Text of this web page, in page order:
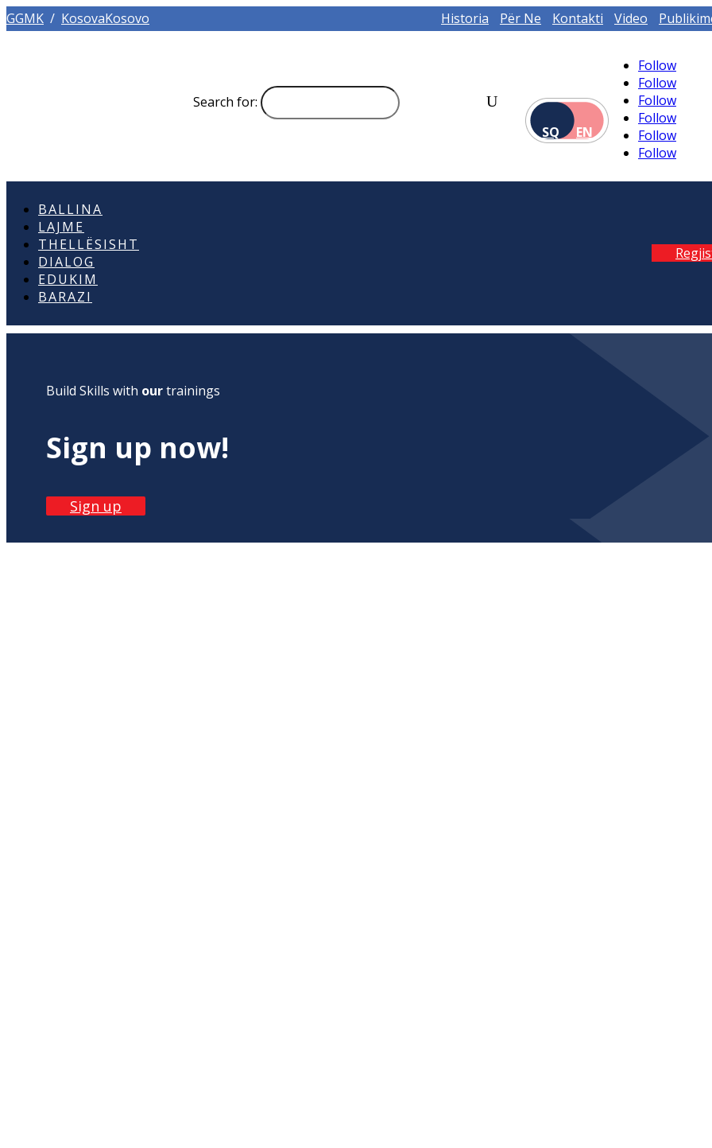
GGMK / KosovaKosovo Historia Për Ne Kontakti Video
Search for:
SQ
EN
Follow
Follow
Follow
Follow
Follow
Follow
BALLINA
LAJME
THELLËSISHT
DIALOG
EDUKIM
BARAZI
Build Skills with ourtrainings
Sign up now!
Sign up